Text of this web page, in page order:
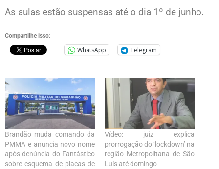
As aulas estão suspensas até o dia 1º de junho.
Compartilhe isso:
WhatsApp Telegram
Brandão muda comando da
PMMA e anuncia novo nome
após denúncia do Fantástico
sobre esquema de placas de
Vídeo: juiz explica
prorrogação do ‘lockdown’ na
região Metropolitana de São
Luís até domingo